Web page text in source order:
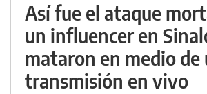
Así fue el ataque
un influencer en
mataron en medio de
transmisión en vivo